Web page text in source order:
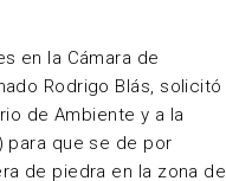
en la Cámara de
Rodrigo Blás, solicitó
de Ambiente y a la
para que se de por
de piedra en la zona de